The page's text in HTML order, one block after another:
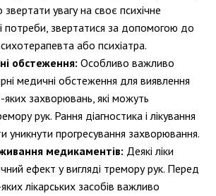
увагу на своє психічне
потреби, звертатися за допомогою до
або психіатра.
обстеження: Особливо важливо
медичні обстеження для виявлення
яких захворювань, які можуть
рук. Рання діагностика і лікування
прогресування захворювання.
медикаментів: Деякі ліки
ефект у вигляді тремору рук. Перед
лікарських засобів важливо